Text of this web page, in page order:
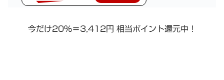
今だけ20％＝3,412円 相当ポイント還元中！